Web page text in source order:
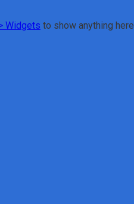
Widgets to show anything here